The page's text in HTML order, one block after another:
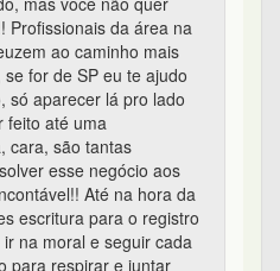
Profissionais da área na
ao caminho mais
for de SP eu te ajudo
só aparecer lá pro lado
feito até uma
cara, são tantas
esse negócio aos
Até na hora da
escritura para o registro
na moral e seguir cada
para respirar e juntar